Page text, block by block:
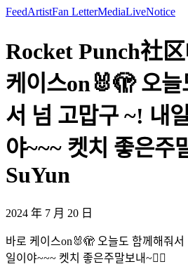
FeedArtistFan LetterMediaLiveNotice
Rocket Punch社
케이스on🐰🫣 오늘
서 넘 고맙구 ~! 내
야~~~ 켓치 좋은주
SuYun
2024 年 7 月 20 日
바로 케이스on🐰🫣 오늘도 함께해줘
일이야~~~ 켓치 좋은주말보내~❤️‍🔥